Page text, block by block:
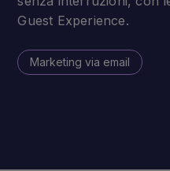
Guest Experience.
Marketing via email